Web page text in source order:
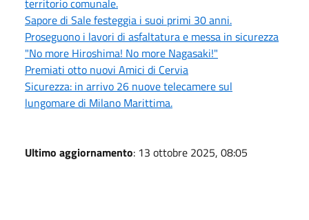
Sapore di Sale festeggia i suoi primi 30 anni.
Proseguono i lavori di asfaltatura e messa in sicurezza
"No more Hiroshima! No more Nagasaki!"
Premiati otto nuovi Amici di Cervia
Sicurezza: in arrivo 26 nuove telecamere sul
lungomare di Milano Marittima.
Ultimo aggiornamento: 13 ottobre 2025, 08:05